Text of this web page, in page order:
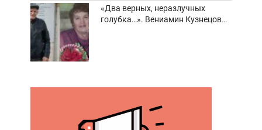
«Два верных, неразлучных
голубка…». Вениамин Кузнецов